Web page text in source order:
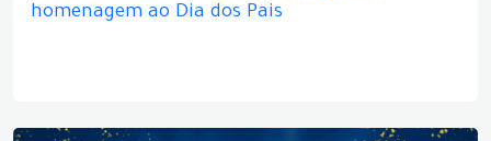
homenagem ao Dia dos Pais